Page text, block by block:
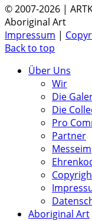
© 2007-2026 |
Aboriginal Art
Impressum |
Back to top
Über Uns
Wir
Die
Die
Pro
Partner
Aboriginal Art